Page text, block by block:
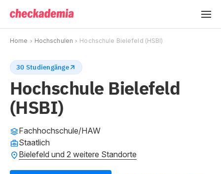
Home Hochschulen Hochschule Bielefeld (HSBI)
30 Studiengänge
Hochschule Bielefeld
(HSBI)
Fachhochschule/HAW
Staatlich
Bielefeld und 2 weitere Standorte